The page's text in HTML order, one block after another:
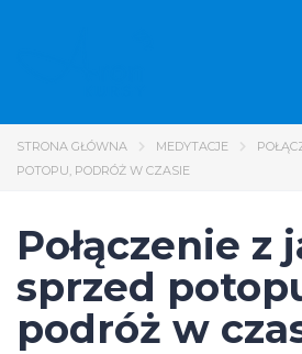
STRONA GŁÓWNA MEDYTACJE
POTOPU, PODRÓŻ W CZASIE
Połączenie z
sprzed
podróż w